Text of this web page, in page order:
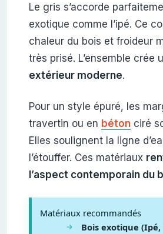
Le gris s’accorde
exotique comme l’ipé. Ce
chaleur du bois et froideur
très prisé. L’ensemble crée
extérieur moderne.
Pour un style épuré, les
travertin ou en bétonciré
Elles soulignent la ligne
l’étouffer. Ces matériaux
l’aspect contemporain du
Matériaux recommandés
Bois exotique (Ipé,